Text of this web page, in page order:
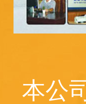
本公